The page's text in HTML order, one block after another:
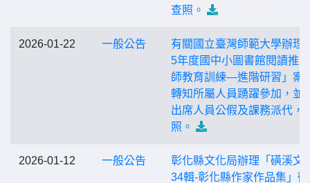
查照。
2026-01-22 一般公告
有關國立臺灣師範大學辦理
5年度國中小圖書館閱讀推
師教育訓練—進階研習」案
轉知所屬人員踴躍參加，並
出席人員公假及課務派代，
照。
2026-01-12 一般公告
彰化縣文化局辦理「磺溪文
34輯-彰化縣作家作品集」